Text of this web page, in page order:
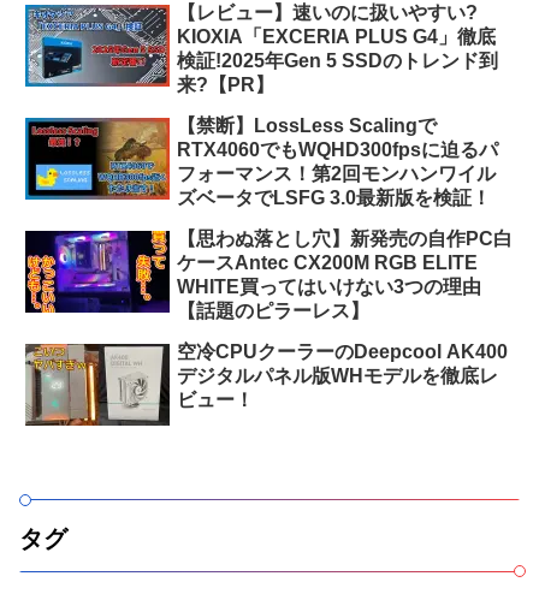
【レビュー】速いのに扱いやすい?
KIOXIA「EXCERIA PLUS G4」徹底
検証!2025年Gen 5 SSDのトレンド到
来?【PR】
【禁断】LossLess Scalingで
RTX4060でもWQHD300fpsに迫るパ
フォーマンス！第2回モンハンワイル
ズベータでLSFG 3.0最新版を検証！
【思わぬ落とし穴】新発売の自作PC白
ケースAntec CX200M RGB ELITE
WHITE買ってはいけない3つの理由
【話題のピラーレス】
空冷CPUクーラーのDeepcool AK400
デジタルパネル版WHモデルを徹底レ
ビュー！
タグ